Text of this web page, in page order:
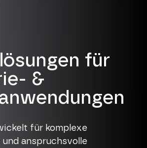
für
&
für komplexe
anspruchsvolle